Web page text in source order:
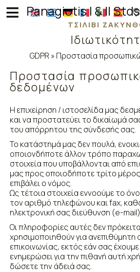
Panagiotis I & II
ΤΣΙΛΙΒΊ
≡
ΤΟΠΟΘΕΣΊΑ
ΔΙΑΜΟΝΉ
ΠΑΡΟΧΈΣ
ΦΩΤΟΓΡΑΦΊΕΣ
ΖΉΤΗΣΗ
ΕΠΙΚΟΙΝΩΝΊΑ
GDPR » Προστασία
Προστασία
δεδομένων
Η επιχείρηση / ιστοσελίδα μας
και να προστατεύει το δικαίωμά
του απόρρητου της σύνδεσής σας.
Το κατάστημά μας δεν πουλά,
οποιονδήποτε άλλον τρόπο
στοιχεία που υποβάλλονται από
μας προς οποιοδήποτε τρίτο
επιβάλει ο νόμος.
Ως τέτοια στοιχεία εννοούμε το
τον αριθμό τηλεφώνου και fax,
ηλεκτρονική σας διεύθυνση (e-
Οι πληροφορίες αυτές δεν
χρησιμοποιηθούν για ανεπιθύμητη
επικοινωνίας, εκτός εάν σας
ενημερώσει για την πιθανή αυτή
δώσετε την άδειά σας.